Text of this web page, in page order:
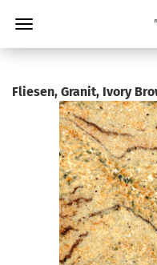
Fliesen, Granit, Ivory